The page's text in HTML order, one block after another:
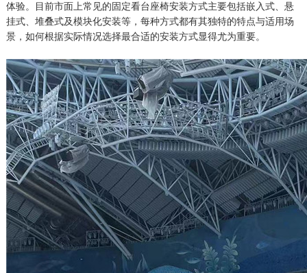
体验。目前市面上常见的固定看台座椅安装方式主要包括嵌入式、悬
挂式、堆叠式及模块化安装等，每种方式都有其独特的特点与适用场
景，如何根据实际情况选择最合适的安装方式显得尤为重要。